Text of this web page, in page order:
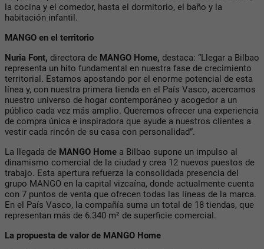
la cocina y el comedor, hasta el dormitorio, el baño y la
habitación infantil.
MANGO en el territorio
Nuria Font, directora de MANGO Home, destaca: “Llegar a Bilbao
representa un hito fundamental en nuestra fase de crecimiento
territorial. Estamos apostando por el enorme potencial de esta
línea y, con nuestra primera tienda en el País Vasco, acercamos
nuestro universo de hogar contemporáneo y acogedor a un
público cada vez más amplio. Queremos ofrecer una experiencia
de compra única e inspiradora que ayude a nuestros clientes a
vestir cada rincón de su casa con personalidad”.
La llegada de MANGO Home a Bilbao supone un impulso al
dinamismo comercial de la ciudad y crea 12 nuevos puestos de
trabajo. Esta apertura refuerza la consolidada presencia del
grupo MANGO en la capital vizcaína, donde actualmente cuenta
con 7 puntos de venta que ofrecen todas las líneas de la marca.
En el País Vasco, la compañía suma un total de 18 tiendas, que
representan más de 6.340 m² de superficie comercial.
La propuesta de valor de MANGO Home